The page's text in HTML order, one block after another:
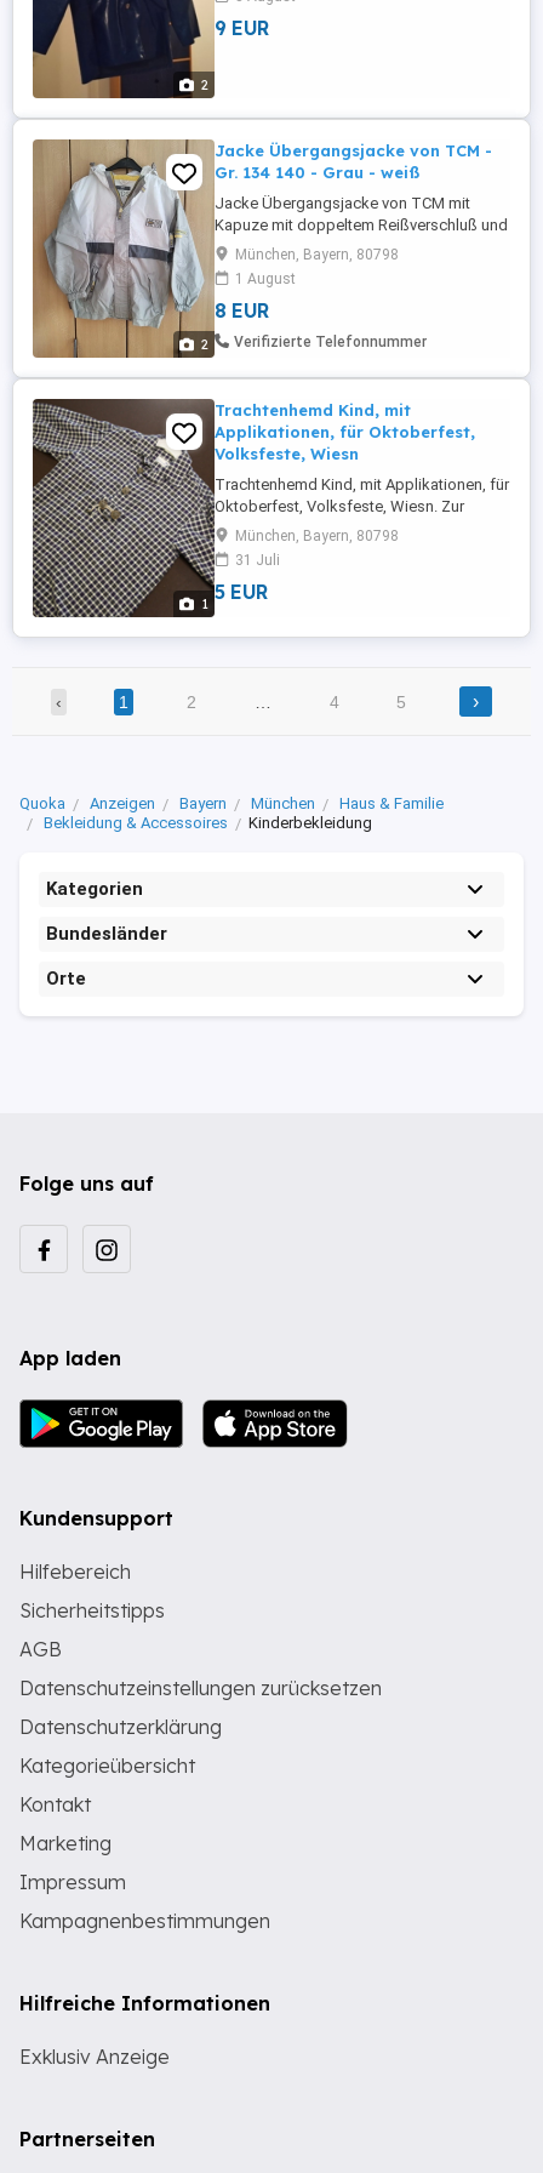
2
9 EUR
2
Jacke Übergangsjacke von TCM -
Gr. 134 140 - Grau - weiß
Jacke Übergangsjacke von TCM mit
Kapuze mit doppeltem Reißverschluß und
Klett 2 Außentaschen mit Reißverschluß
kleine Außentasche mit Reißverschluß am
linken Ärmel seitlich Klett zum Verstellen
(Taille) Grau - weiß Gr. 134 140 Sehr guter
Zustand Bezahlung per Überweisung, bar
München, Bayern, 80798
1 August
8 EUR
Verifizierte Telefonnummer
1
Trachtenhemd Kind, mit
Applikationen, für Oktoberfest,
Volksfeste, Wiesn
Trachtenhemd Kind, mit Applikationen, für
Oktoberfest, Volksfeste, Wiesn. Zur
Abholung sofort.
München, Bayern, 80798
31 Juli
5 EUR
‹ 1 2 4 5 ›
Quoka Anzeigen Bayern München
Haus & Familie
Bekleidung & Accessoires
Kinderbekleidung
Kategorien
Bundesländer
Orte
Folge uns auf
App laden
Kundensupport
Hilfebereich
Sicherheitstipps
AGB
Datenschutzeinstellungen zurücksetzen
Datenschutzerklärung
Kategorieübersicht
Kontakt
Marketing
Impressum
Kampagnenbestimmungen
Hilfreiche Informationen
Exklusiv Anzeige
Partnerseiten